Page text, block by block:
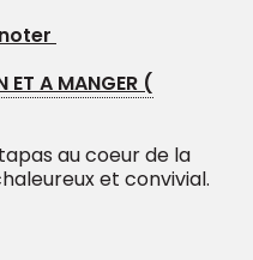
ET A MANGER (
au coeur de la
et convivial.